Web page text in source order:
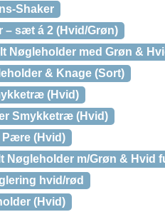
Shaker
– sæt á 2 (Hvid/Grøn)
Nøgleholder med Grøn &
& Knage (Sort)
(Hvid)
Smykketræ (Hvid)
Pære (Hvid)
Nøgleholder m/Grøn & Hvid
hvid/rød
(Hvid)